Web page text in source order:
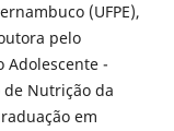
(UFPE),
pelo
Adolescente -
de Nutrição da
em